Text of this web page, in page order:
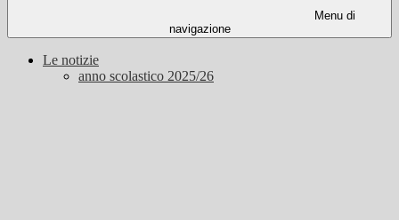
Menu di
navigazione
Le notizie
anno scolastico 2025/26